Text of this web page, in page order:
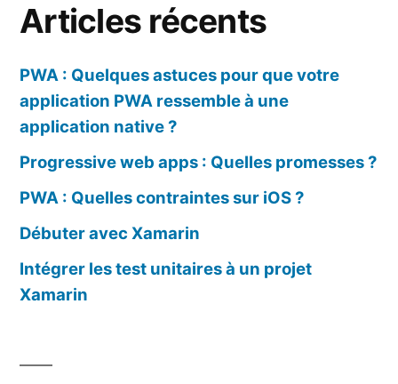
Articles récents
PWA : Quelques astuces pour que votre
application PWA ressemble à une
application native ?
Progressive web apps : Quelles promesses ?
PWA : Quelles contraintes sur iOS ?
Débuter avec Xamarin
Intégrer les test unitaires à un projet
Xamarin